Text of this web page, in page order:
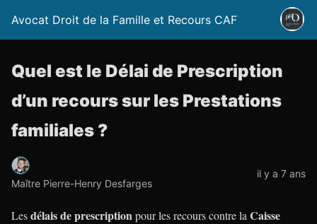
Avocat Droit de la Famille et Recours CAF
Quel est le Délai de Prescription
d’un recours sur les Prestations
familiales ?
Maître Pierre-Henry Desfarges
il y a 7 ans
Lesdélais de prescriptionpour les recours contre la Caisse